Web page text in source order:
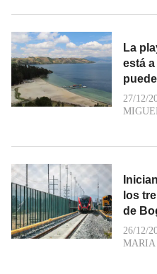
La
está
27/12/
los
de
26/12/
MARIA